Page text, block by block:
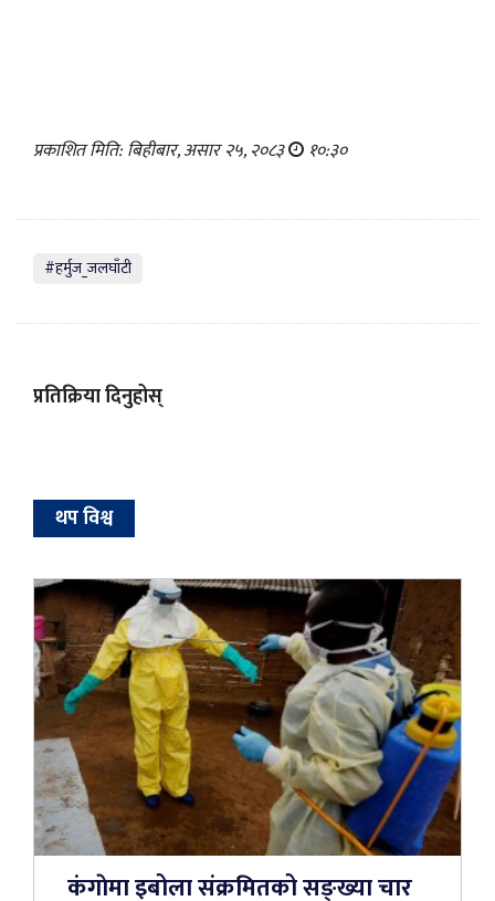
प्रकाशित मिति: बिहीबार, असार २५, २०८३ १०:३०
#हर्मुज_जलघाँटी
प्रतिक्रिया दिनुहोस्
थप विश्व
कंगाेमा इबोला संक्रमितको सङ्ख्या चार